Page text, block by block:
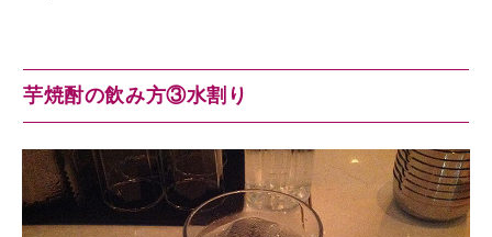
芋焼酎の飲み方③水割り